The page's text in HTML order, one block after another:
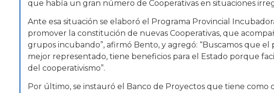
que había un gran número de Cooperativas en situaciones
Ante esa situación se elaboró el Programa Provincial
promover la constitución de nuevas Cooperativas, que
grupos incubando”, afirmó Bento, y agregó: “Buscamos que
mejor representado, tiene beneficios para el Estado porque
del cooperativismo”.
Por último, se instauró el Banco de Proyectos que tiene como